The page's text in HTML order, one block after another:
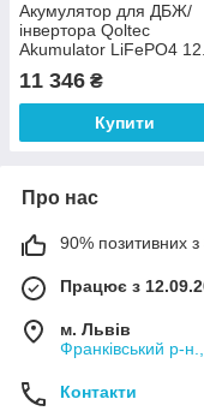
Акумулятор для ДБЖ/
інвертора Qoltec
Akumulator LiFePO4
100Ah 1280Wh BMS
(53705)
11 346 ₴
Купити
Про нас
90% позитивних з
Працює з
м. Львів
Франківський р-
Контакти